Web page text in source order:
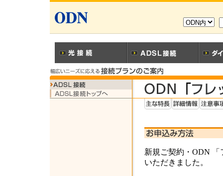
新規ご契約・ODN
いただきました。